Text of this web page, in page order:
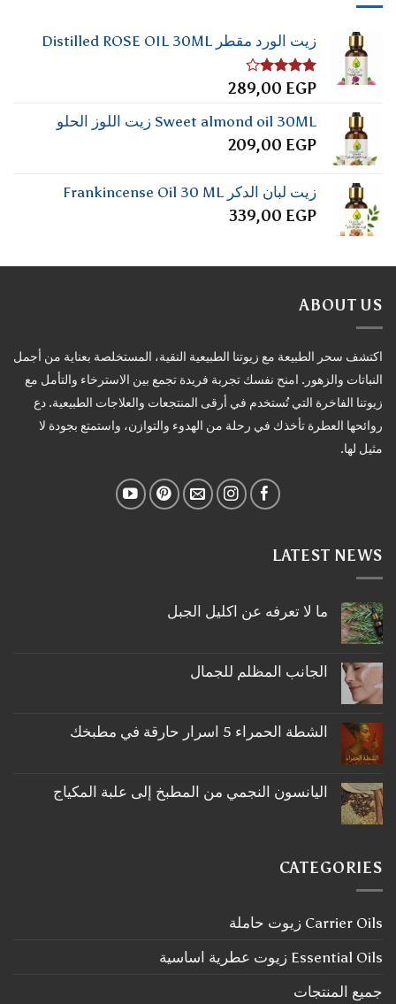
زيت الورد مقطر Distilled ROSE OIL 30ML
تم
4.00من
5
289,00 EGP
Sweet almond oil 30ML زيت اللوز الحلو
209,00 EGP
زيت لبان الدكر Frankincense Oil 30 ML
339,00 EGP
ABOUT US
اكتشف سحر الطبيعة مع زيوتنا الطبيعية النقية، المستخلصة بعناية من أجمل
النباتات والزهور. امنح نفسك تجربة فريدة تجمع بين الاسترخاء والتأمل مع
زيوتنا الفاخرة التي تُستخدم في أرقى المنتجعات والعلاجات الطبيعية. دع
روائحها العطرة تأخذك في رحلة من الهدوء والتوازن، واستمتع بجودة لا
مثيل لها.
LATEST NEWS
ما لا تعرفه عن اكليل الجبل
على
ما
اكليل
الجبل
الجانب المظلم للجمال
على
الجانب
الشطة الحمراء 5 اسرار حارقة في مطبخك
على
الشطة
في
مطبخك
اليانسون النجمي من المطبخ إلى علبة المكياج
اليانسون
النجمي
علبة
المكياج
CATEGORIES
Carrier Oils زيوت حاملة
Essential Oils زيوت عطرية اساسية
جميع المنتجات